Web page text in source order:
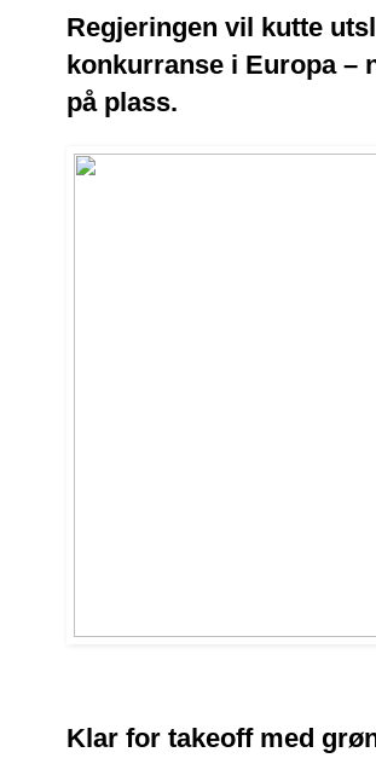
Regjeringen vil kutte
konkurranse i Europa –
på plass.
Klar for takeoff med